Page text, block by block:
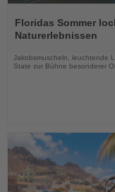
Sie
die
Floridas Sommer
Naturerlebnissen
Jakobsmuscheln, leuchtende
State zur Bühne besonderer